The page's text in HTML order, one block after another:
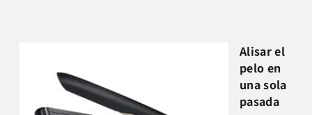
Alisar el
pelo en
una sola
pasada